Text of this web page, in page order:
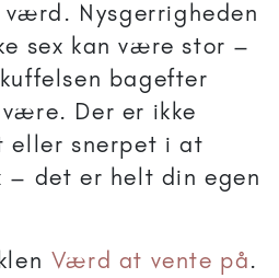
Nysgerrigheden
sex kan være stor –
bagefter
Der er ikke
eller snerpet i at
– det er helt din egen
Værd at vente på.